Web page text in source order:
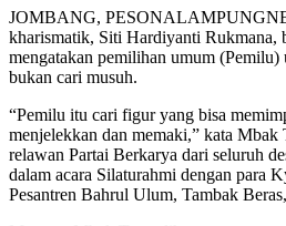
JOMBANG,
kharismatik, Siti Hardiyanti Rukmana,
mengatakan pemilihan umum
bukan cari musuh.
“Pemilu itu cari figur yang bisa
menjelekkan dan memaki,” kata Mbak
relawan Partai Berkarya dari seluruh
dalam acara Silaturahmi dengan para
Pesantren Bahrul Ulum, Tambak